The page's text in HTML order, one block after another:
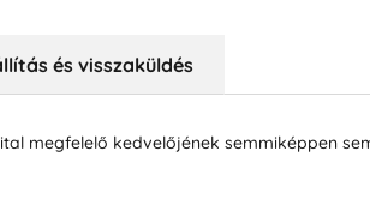
és visszaküldés
megfelelő kedvelőjének semmiképpen